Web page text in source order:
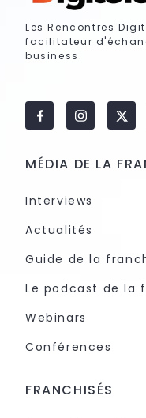
Les Rencontres
facilitateur
business.
MÉDIA DE LA
Interviews
Actualités
Guide de la
Le podcast de la
Webinars
Conférences
FRANCHISÉS